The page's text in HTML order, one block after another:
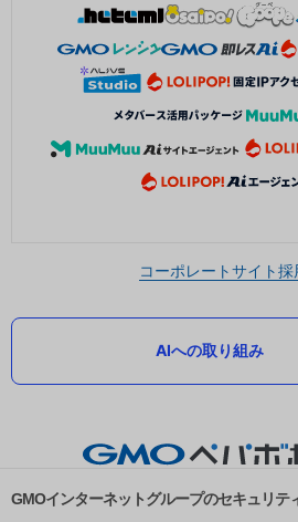
コーポレートサイト採
AIへの取り組み
GMOインターネットグループのセキュリテ